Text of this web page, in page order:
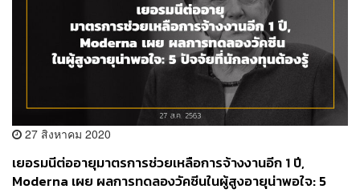
27 สิงหาคม 2020
เยอรมนีต่ออายุมาตรการช่วยเหลือการจ้างงานอีก 1 ปี,
Moderna เผย ผลการทดลองวัคซีนในผู้สูงอายุน่าพอใจ: 5